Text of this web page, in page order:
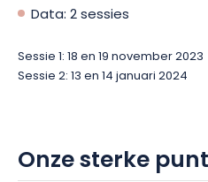
Data: 2 sessies
Sessie 1: 18 en 19 november 2023
Sessie 2: 13 en 14 januari 2024
Onze sterke